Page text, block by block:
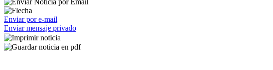
Enviar por e-mail
Enviar mensaje privado